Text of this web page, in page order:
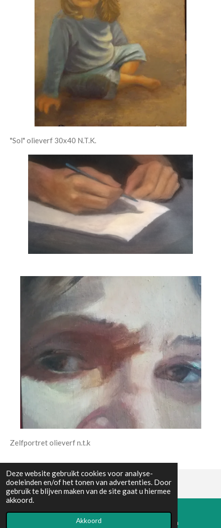
Deze website gebruikt cookies voor analyse-
doeleinden en/of het tonen van advertenties. Door
gebruik te blijven maken van de site gaat u hiermee
akkoord.
Akkoord
"Sol" olieverf 30x40 N.T.K.
Zelfportret olieverf n.t.k
© 2021 - 2026 claroart.nl
Instagram